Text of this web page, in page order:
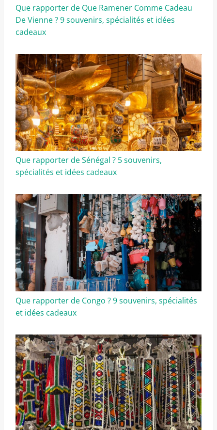
Que rapporter de Que Ramener Comme Cadeau
De Vienne ? 9 souvenirs, spécialités et idées
cadeaux
Que rapporter de Sénégal ? 5 souvenirs,
spécialités et idées cadeaux
Que rapporter de Congo ? 9 souvenirs, spécialités
et idées cadeaux